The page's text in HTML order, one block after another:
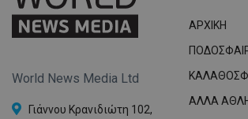
World News Media Ltd
Γιάννου Κρανιδιώτη 102,
ΑΡΧΙΚΗ
ΑΛΛΑ